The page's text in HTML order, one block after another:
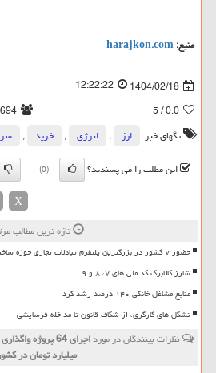
منبع:harajkon.com
1404/02/18
12:22:22
0.0
/ 5
694
تگهای خبر:
ارز , انرژی , خرید ,
این مطلب را می پسندید؟
(0)
X
تازه ترین مطالب
حضور ۷ کشور در بزرگترین پلتفرم تبادلات تجاری حوزه ساخت وساز
شارژ کالابرگ کد ملی های ۷، ۸ و ۹
منابع مشاغل خانگی ۱۴۰ درصد رشد کرد
تشکل های کارگری، از شکاف قانون تا مداخله فرسایشی
نظرات بینندگان در مورد
اجرای 64 پروژه
میلیارد تومان در